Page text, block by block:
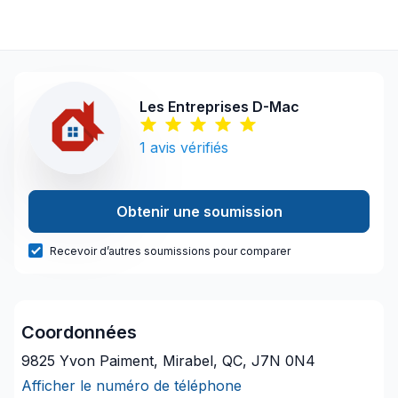
Les Entreprises D-Mac
1 avis vérifiés
Obtenir une soumission
Recevoir d’autres soumissions pour comparer
Coordonnées
9825 Yvon Paiment, Mirabel, QC, J7N 0N4
Afficher le numéro de téléphone